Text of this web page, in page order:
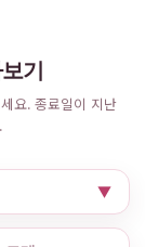
기
요. 종료일이 지난
▼